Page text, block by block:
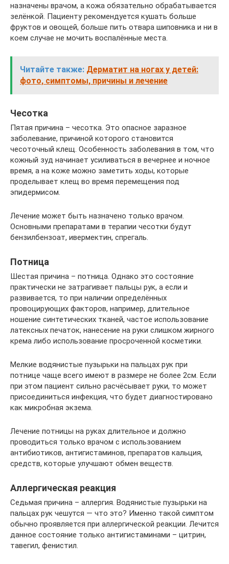
назначены врачом, а кожа обязательно обрабатывается
зелёнкой. Пациенту рекомендуется кушать больше
фруктов и овощей, больше пить отвара шиповника и ни в
коем случае не мочить воспалённые места.
Читайте также: Дерматит на ногах у детей:
фото, симптомы, причины и лечение
Чесотка
Пятая причина – чесотка. Это опасное заразное
заболевание, причиной которого становится
чесоточный клещ. Особенность заболевания в том, что
кожный зуд начинает усиливаться в вечернее и ночное
время, а на коже можно заметить ходы, которые
проделывает клещ во время перемещения под
эпидермисом.
Лечение может быть назначено только врачом.
Основными препаратами в терапии чесотки будут
бензилбензоат, ивермектин, спрегаль.
Потница
Шестая причина – потница. Однако это состояние
практически не затрагивает пальцы рук, а если и
развивается, то при наличии определённых
провоцирующих факторов, например, длительное
ношение синтетических тканей, частое использование
латексных печаток, нанесение на руки слишком жирного
крема либо использование просроченной косметики.
Мелкие водянистые пузырьки на пальцах рук при
потнице чаще всего имеют в размере не более 2см. Если
при этом пациент сильно расчёсывает руки, то может
присоединиться инфекция, что будет диагностировано
как микробная экзема.
Лечение потницы на руках длительное и должно
проводиться только врачом с использованием
антибиотиков, антигистаминов, препаратов кальция,
средств, которые улучшают обмен веществ.
Аллергическая реакция
Седьмая причина – аллергия. Водянистые пузырьки на
пальцах рук чешутся — что это? Именно такой симптом
обычно проявляется при аллергической реакции. Лечится
данное состояние только антигистаминами – цитрин,
тавегил, фенистил.